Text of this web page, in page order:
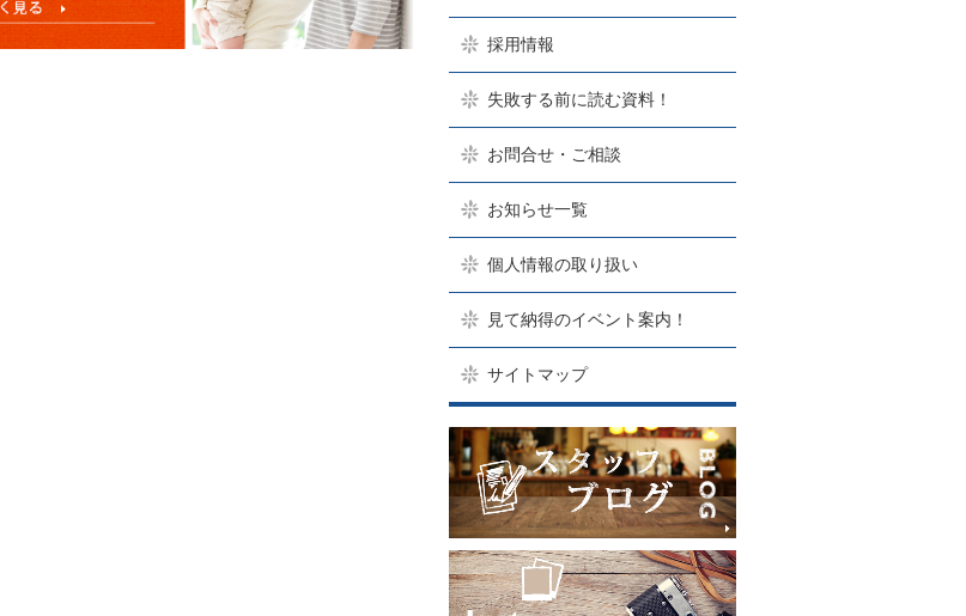
採用情報
失敗する前に読む資料！
お問合せ・ご相談
お知らせ一覧
個人情報の取り扱い
見て納得のイベント案内！
サイトマップ